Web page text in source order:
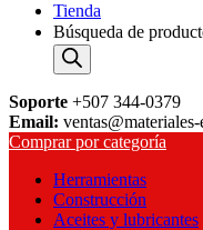
Tienda
Búsqueda de
Soporte +507 344-0379
Email:
Comprar por categoría
Herramientas
Construcción
Aceites y lubricantes